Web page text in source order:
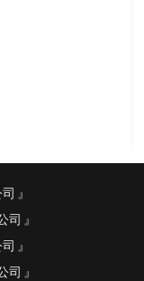
司
司